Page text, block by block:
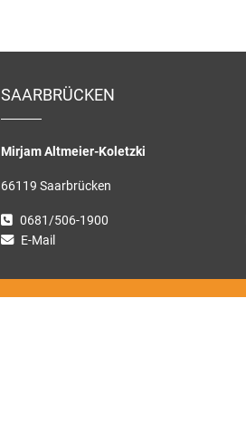
SAARBRÜCKEN
Mirjam Altmeier-Koletzki
66119 Saarbrücken
0681/506-1900
E-Mail